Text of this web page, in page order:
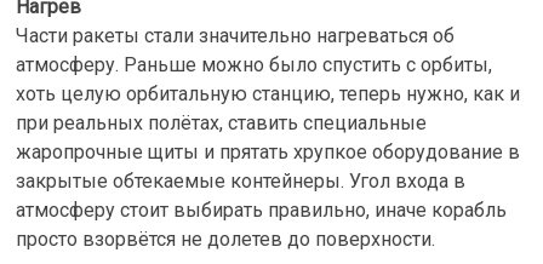
Нагрев
Части ракеты стали значительно нагреваться об
атмосферу. Раньше можно было спустить с орбиты,
хоть целую орбитальную станцию, теперь нужно, как и
при реальных полётах, ставить специальные
жаропрочные щиты и прятать хрупкое оборудование в
закрытые обтекаемые контейнеры. Угол входа в
атмосферу стоит выбирать правильно, иначе корабль
просто взорвётся не долетев до поверхности.